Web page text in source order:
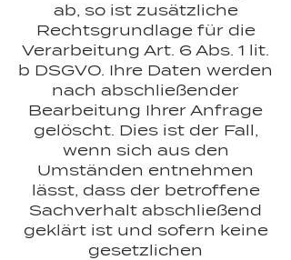
ab, so ist zusätzliche
Rechtsgrundlage für die
Verarbeitung Art. 6 Abs. 1 lit.
b DSGVO. Ihre Daten werden
nach abschließender
Bearbeitung Ihrer Anfrage
gelöscht. Dies ist der Fall,
wenn sich aus den
Umständen entnehmen
lässt, dass der betroffene
Sachverhalt abschließend
geklärt ist und sofern keine
gesetzlichen